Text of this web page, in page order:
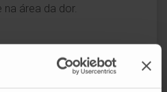
área da dor.